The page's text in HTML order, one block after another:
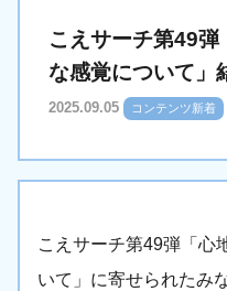
こえサーチ第49
な感覚について」
2025.09.05 コンテンツ新着
こえサーチ第49弾「心
いて」に寄せられたみ